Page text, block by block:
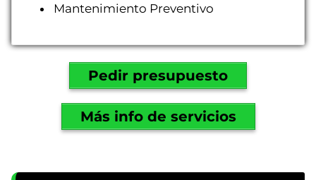
Mantenimiento Preventivo
Pedir presupuesto
Más info de servicios